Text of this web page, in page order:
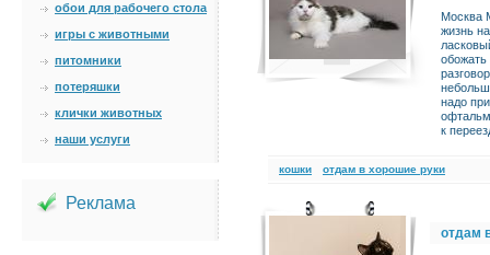
обои для рабочего стола
игры с животными
питомники
потеряшки
клички животных
наши услуги
Реклама
Москва
жизнь
обожать
надо
к
кошки отдам в хорошие руки
отдам